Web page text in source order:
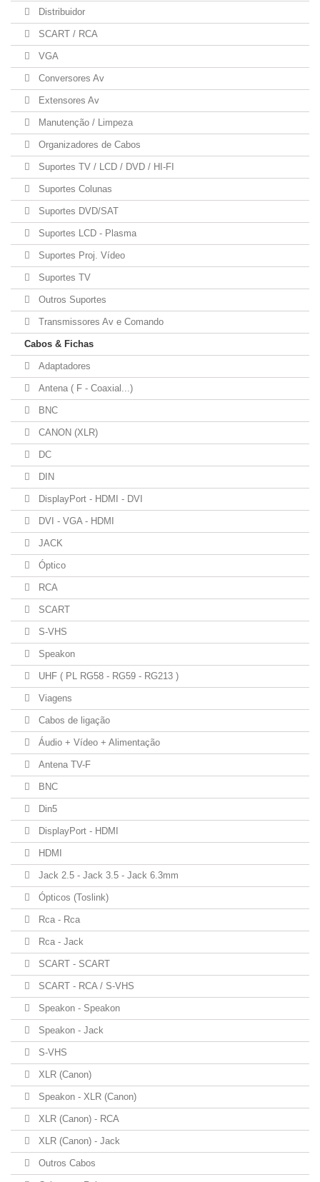
Distribuidor
SCART / RCA
VGA
Conversores Av
Extensores Av
Manutenção / Limpeza
Organizadores de Cabos
Suportes TV / LCD / DVD / HI-FI
Suportes Colunas
Suportes DVD/SAT
Suportes LCD - Plasma
Suportes Proj. Vídeo
Suportes TV
Outros Suportes
Transmissores Av e Comando
Cabos & Fichas
Adaptadores
Antena ( F - Coaxial...)
BNC
CANON (XLR)
DC
DIN
DisplayPort - HDMI - DVI
DVI - VGA - HDMI
JACK
Óptico
RCA
SCART
S-VHS
Speakon
UHF ( PL RG58 - RG59 - RG213 )
Viagens
Cabos de ligação
Áudio + Vídeo + Alimentação
Antena TV-F
BNC
Din5
DisplayPort - HDMI
HDMI
Jack 2.5 - Jack 3.5 - Jack 6.3mm
Ópticos (Toslink)
Rca - Rca
Rca - Jack
SCART - SCART
SCART - RCA / S-VHS
Speakon - Speakon
Speakon - Jack
S-VHS
XLR (Canon)
Speakon - XLR (Canon)
XLR (Canon) - RCA
XLR (Canon) - Jack
Outros Cabos